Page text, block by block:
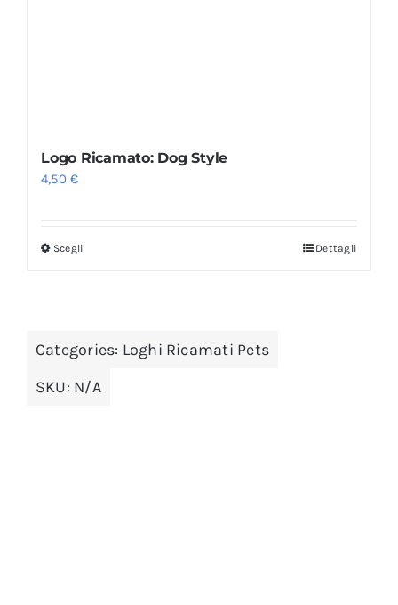
Logo Ricamato: Dog Style
4,50€
Scegli Dettagli
Categories: Loghi Ricamati Pets
SKU: N/A